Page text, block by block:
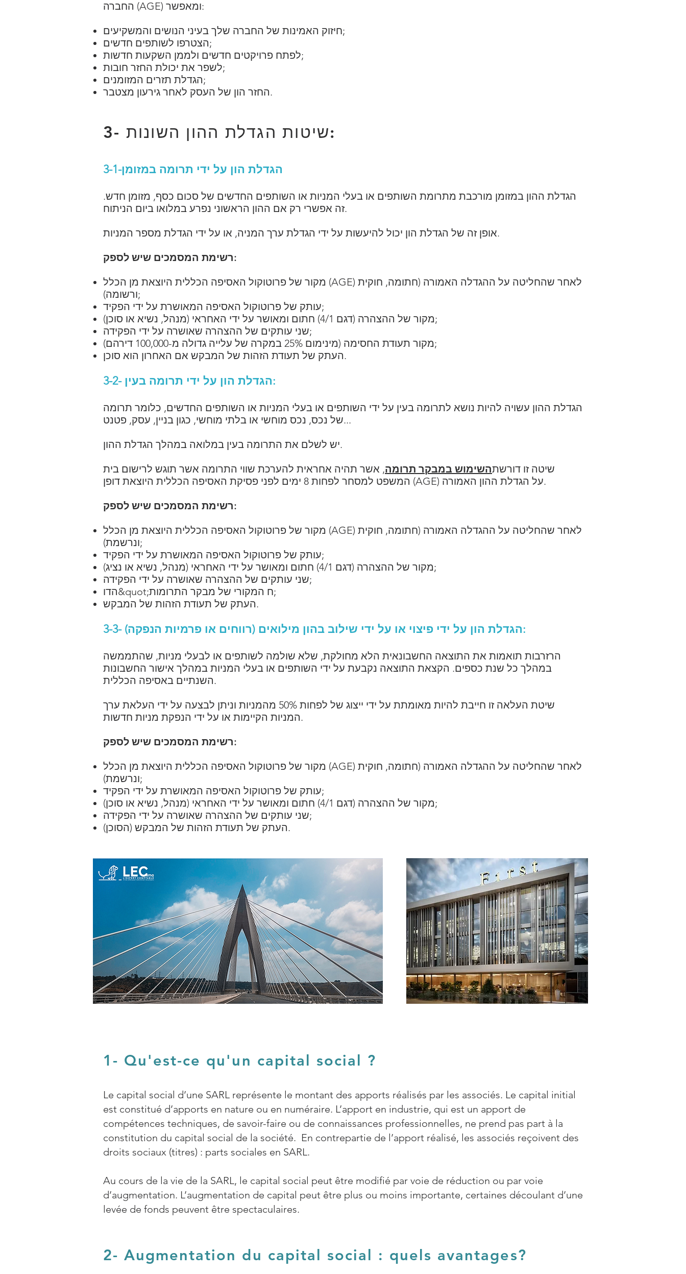
החברה (AGE) ומאפשר:
חיזוק האמינות של החברה שלך בעיני הנושים והמשקיעים;
הצטרפו לשותפים חדשים;
לפתח פרויקטים חדשים ולממן השקעות חדשות;
לשפר את יכולת החזר חובות;
הגדלת תזרים המזומנים;
החזר הון של העסק לאחר גירעון מצטבר.
3- שיטות הגדלת ההון השונות:
3-1-הגדלת הון על ידי תרומה במזומן
הגדלת ההון במזומן מורכבת מתרומת השותפים או בעלי המניות או השותפים החדשים של סכום כסף, מזומן חדש.
זה אפשרי רק אם ההון הראשוני נפרע במלואו ביום הניתוח.
אופן זה של הגדלת הון יכול להיעשות על ידי הגדלת ערך המניה, או על ידי הגדלת מספר המניות.
רשימת המסמכים שיש לספק:
מקור של פרוטוקול האסיפה הכללית היוצאת מן הכלל (AGE) לאחר שהחליטה על ההגדלה האמורה (חתומה, חוקית
ורשומה);
עותק של פרוטוקול האסיפה המאושרת על ידי הפקיד;
מקור של ההצהרה (דגם 4/1) חתום ומאושר על ידי האחראי (מנהל, נשיא או סוכן);
שני עותקים של ההצהרה שאושרה על ידי הפקידה;
מקור תעודת החסימה (מינימום 25% במקרה של עלייה גדולה מ-100,000 דירהם);
העתק של תעודת הזהות של המבקש אם האחרון הוא סוכן.
3-2- הגדלת הון על ידי תרומה בעין:
הגדלת ההון עשויה להיות נושא לתרומה בעין על ידי השותפים או בעלי המניות או השותפים החדשים, כלומר תרומה
של נכס, נכס מוחשי או בלתי מוחשי, כגון בניין, עסק, פטנט...
יש לשלם את התרומה בעין במלואה במהלך הגדלת ההון.
שיטה זו דורשתהשימוש במבקר תרומה, אשר תהיה אחראית להערכת שווי התרומה אשר תוגש לרישום בית
המשפט למסחר לפחות 8 ימים לפני פסיקת האסיפה הכללית היוצאת דופן (AGE) על הגדלת ההון האמורה.
רשימת המסמכים שיש לספק:
מקור של פרוטוקול האסיפה הכללית היוצאת מן הכלל (AGE) לאחר שהחליטה על ההגדלה האמורה (חתומה, חוקית
ונרשמת);
עותק של פרוטוקול האסיפה המאושרת על ידי הפקיד;
מקור של ההצהרה (דגם 4/1) חתום ומאושר על ידי האחראי (מנהל, נשיא או נציג);
שני עותקים של ההצהרה שאושרה על ידי הפקידה;
הדו&quot;ח המקורי של מבקר התרומות;
העתק של תעודת הזהות של המבקש.
3-3- הגדלת הון על ידי פיצוי או על ידי שילוב בהון מילואים (רווחים או פרמיות הנפקה):
הרזרבות תואמות את התוצאה החשבונאית הלא מחולקת, שלא שולמה לשותפים או לבעלי מניות, שהתממשה
במהלך כל שנת כספים. הקצאת התוצאה נקבעת על ידי השותפים או בעלי המניות במהלך אישור החשבונות
השנתיים באסיפה הכללית.
שיטת העלאה זו חייבת להיות מאומתת על ידי ייצוג של לפחות 50% מהמניות וניתן לבצעה על ידי העלאת ערך
המניות הקיימות או על ידי הנפקת מניות חדשות.
רשימת המסמכים שיש לספק:
מקור של פרוטוקול האסיפה הכללית היוצאת מן הכלל (AGE) לאחר שהחליטה על ההגדלה האמורה (חתומה, חוקית
ונרשמת);
עותק של פרוטוקול האסיפה המאושרת על ידי הפקיד;
מקור של ההצהרה (דגם 4/1) חתום ומאושר על ידי האחראי (מנהל, נשיא או סוכן);
שני עותקים של ההצהרה שאושרה על ידי הפקידה;
העתק של תעודת הזהות של המבקש (הסוכן).
1- Qu'est-ce qu'un capital social ?
Le capital social d’une SARL représente le montant des apports réalisés par les associés. Le capital initial
est constitué d’apports en nature ou en numéraire. L’apport en industrie, qui est un apport de
compétences techniques, de savoir-faire ou de connaissances professionnelles, ne prend pas part à la
constitution du capital social de la société. En contrepartie de l’apport réalisé, les associés reçoivent des
droits sociaux (titres) : parts sociales en SARL.
Au cours de la vie de la SARL, le capital social peut être modifié par voie de réduction ou par voie
d’augmentation. L’augmentation de capital peut être plus ou moins importante, certaines découlant d’une
levée de fonds peuvent être spectaculaires.
2- Augmentation du capital social : quels avantages?